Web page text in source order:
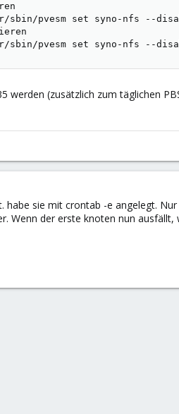
pvesm set syno-nfs --
pvesm set syno-nfs --
werden (zusätzlich zum täglichen
habe sie mit crontab -e angelegt.
Wenn der erste knoten nun